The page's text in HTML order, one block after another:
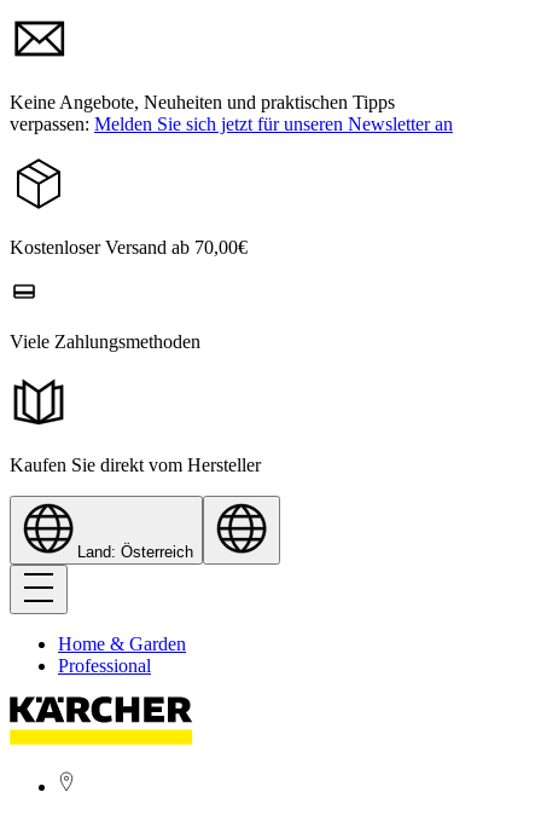
Keine Angebote, Neuheiten und praktischen Tipps
verpassen: Melden Sie sich jetzt für unseren Newsletter an
Kostenloser Versand ab 70,00€
Viele Zahlungsmethoden
Kaufen Sie direkt vom Hersteller
Land: Österreich
Home & Garden
Professional